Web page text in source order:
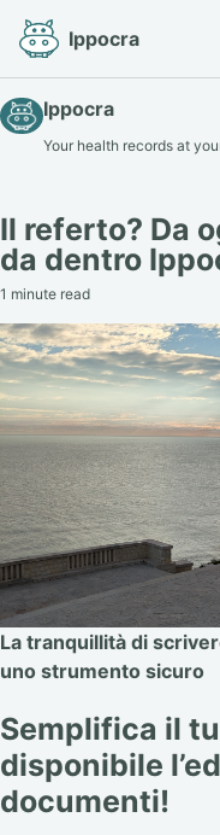
Skip
primary
navigation
Skip
content
Skip
footer
Ippocra
Ippocra
Your health records at
Il referto? Da
da dentro
1 minute read
La tranquillità di
uno strumento sicuro
Semplifica il
disponibile
documenti!